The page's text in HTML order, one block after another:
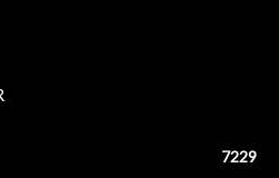
7229